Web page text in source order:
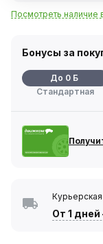
Посмотреть наличие
Бонусы за
До 0 Б
Стандартная
Курьерская
От 1 дней